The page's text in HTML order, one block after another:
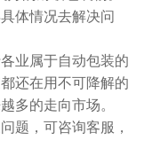
体情况去解决问
业属于自动包装的
还在用不可降解的
多的走向市场。
题，可咨询客服，